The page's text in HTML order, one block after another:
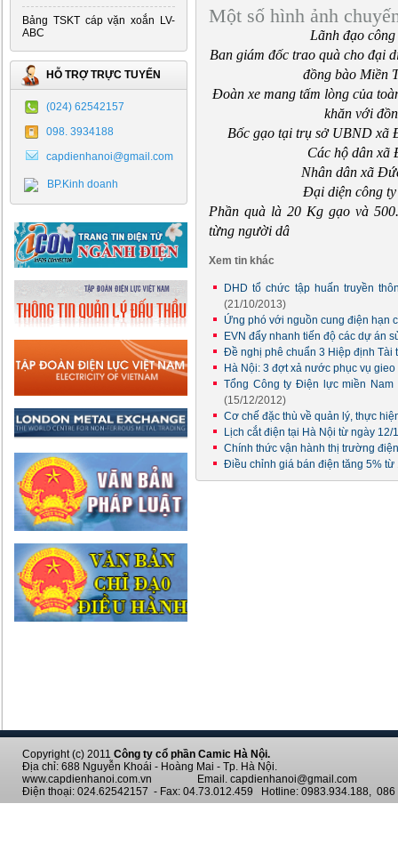
Bảng TSKT cáp vặn xoắn LV-
ABC
HỖ TRỢ TRỰC TUYẾN
(024) 62542157
098. 3934188
capdienhanoi@gmail.com
BP.Kinh doanh
Một số hình ảnh
Lãnh đạo
Ban giám đốc trao quà cho đại
đồng bào Miền
Đoàn xe mang tấm lòng của
khăn với
Bốc gạo tại trụ sở UBND xã
Các hộ dân xã
Nhân dân xã
Đại diện công
Phần quà là 20 Kg gạo và
từng người dâ
Xem tin khác
DHD tổ chức tập huấn truyền
(21/10/2013)
Ứng phó với nguồn cung điện hạn
EVN đẩy nhanh tiến độ các dự án
Đề nghị phê chuẩn 3 Hiệp định Tài
Hà Nội: 3 đợt xả nước phục vụ
Tổng Công ty Điện lực miền
(15/12/2012)
Cơ chế đặc thù về quản lý, thực
Lịch cắt điện tại Hà Nội từ ngày
Chính thức vận hành thị trường
Điều chỉnh giá bán điện tăng 5%
Copyright (c) 2011 Công ty cổ phần Camic Hà Nội.
Địa chỉ: 688 Nguyễn Khoái - Hoàng Mai - Tp. Hà Nội.
www.capdienhanoi.com.vn Email. capdienhanoi@gmail.com
Điện thoại: 024.62542157 - Fax: 04.73.012.459 Hotline: 0983.934.188, 086